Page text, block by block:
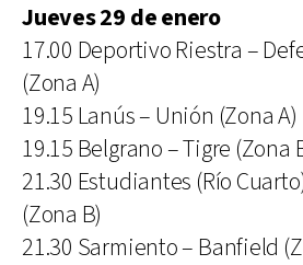
Jueves 29 de enero
17.00 Deportivo Riestra –
(Zona A)
19.15 Lanús – Unión (Zona A)
19.15 Belgrano – Tigre (Zona
21.30 Estudiantes (Río
(Zona B)
21.30 Sarmiento – Banfield